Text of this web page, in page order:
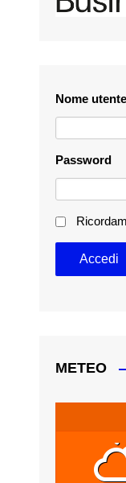
Nome
Password
METEO